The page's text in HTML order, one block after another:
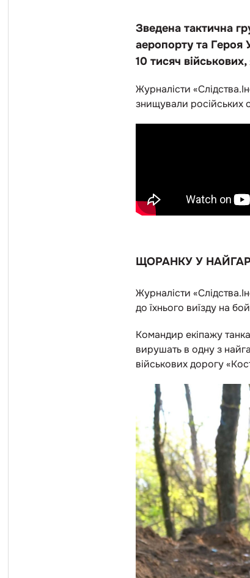
Зведена тактична
аеропорту та Героя
10 тисяч
Журналісти
знищували російських
ЩОРАНКУ У
Журналісти
до їхнього виїзду на
Командир екіпажу
вирушать в одну з
військових дорогу